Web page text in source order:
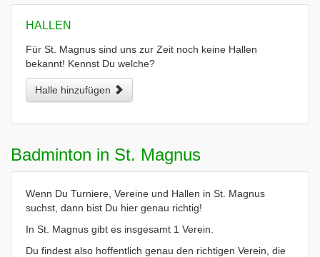
HALLEN
Für St. Magnus sind uns zur Zeit noch keine Hallen
bekannt! Kennst Du welche?
Halle hinzufügen
Badminton in St. Magnus
Wenn Du Turniere, Vereine und Hallen in St. Magnus
suchst, dann bist Du hier genau richtig!
In St. Magnus gibt es insgesamt 1 Verein.
Du findest also hoffentlich genau den richtigen Verein, die